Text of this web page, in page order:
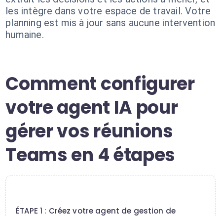
les intègre dans votre espace de travail. Votre
planning est mis à jour sans aucune intervention
humaine.
Comment configurer
votre agent IA pour
gérer vos réunions
Teams en 4 étapes
ÉTAPE 1 : Créez votre agent de gestion de